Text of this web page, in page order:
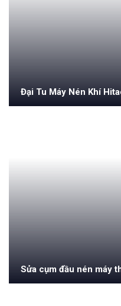
Đại Tu Máy Nén Khí
Sửa cụm đầu nén máy